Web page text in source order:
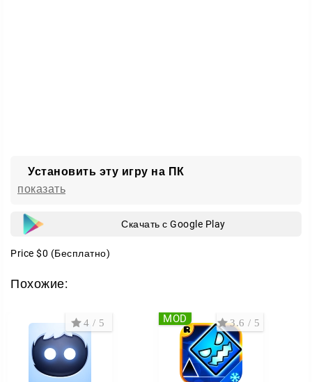
Установить эту игру на ПК
показать
Скачать с Google Play
Price $0 (Бесплатно)
Похожие:
4 / 5 3.6 / 5
MOD